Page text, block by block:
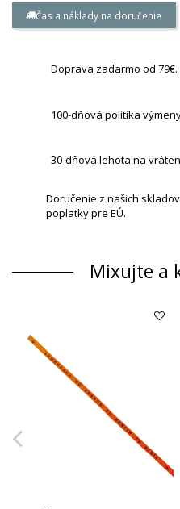
Čas a náklady na doručenie
Doprava zadarmo od 79€.
100-dňová politika
30-dňová lehota na
Doručenie z našich
poplatky pre EÚ.
Mixujte a